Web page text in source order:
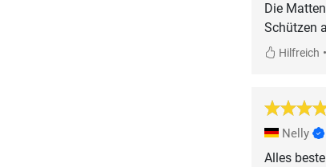
Die
Schützen
Hilfreich •
Nelly
Alles